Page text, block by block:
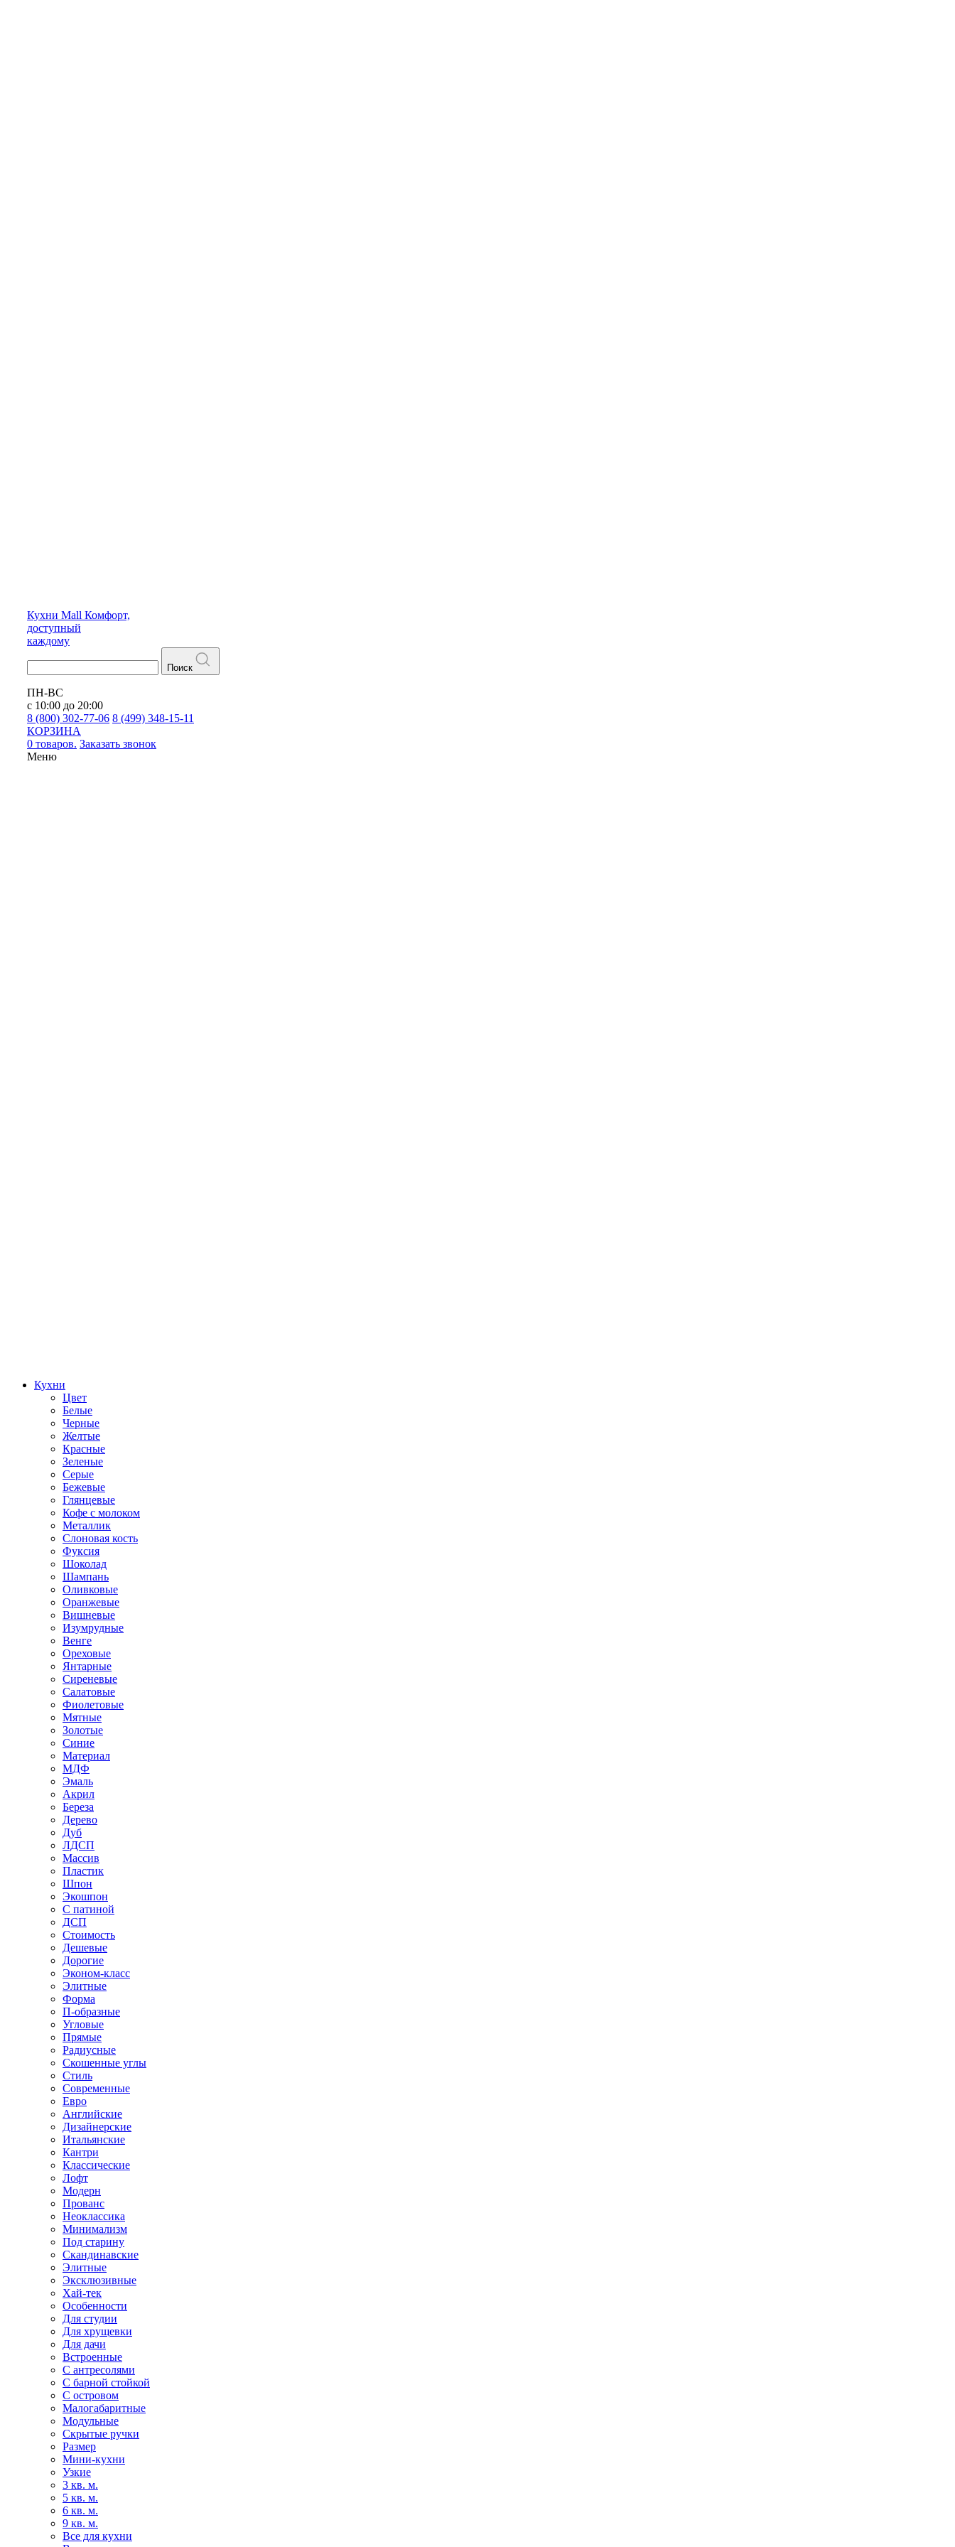
Кухни Mall Комфорт,
доступный
каждому
Поиск
ПН-ВС
с 10:00 до 20:00
8 (800) 302-77-06 8 (499) 348-15-11
КОРЗИНА
0 товаров. Заказать звонок
Меню
Кухни
Цвет
Белые
Черные
Желтые
Красные
Зеленые
Серые
Бежевые
Глянцевые
Кофе с молоком
Металлик
Слоновая кость
Фуксия
Шоколад
Шампань
Оливковые
Оранжевые
Вишневые
Изумрудные
Венге
Ореховые
Янтарные
Сиреневые
Салатовые
Фиолетовые
Мятные
Золотые
Синие
Материал
МДФ
Эмаль
Акрил
Береза
Дерево
Дуб
ЛДСП
Массив
Пластик
Шпон
Экошпон
С патиной
ДСП
Стоимость
Дешевые
Дорогие
Эконом-класс
Элитные
Форма
П-образные
Угловые
Прямые
Радиусные
Скошенные углы
Стиль
Современные
Евро
Английские
Дизайнерские
Итальянские
Кантри
Классические
Лофт
Модерн
Прованс
Неоклассика
Минимализм
Под старину
Скандинавские
Элитные
Эксклюзивные
Хай-тек
Особенности
Для студии
Для хрущевки
Для дачи
Встроенные
С антресолями
С барной стойкой
С островом
Малогабаритные
Модульные
Скрытые ручки
Размер
Мини-кухни
Узкие
3 кв. м.
5 кв. м.
6 кв. м.
9 кв. м.
Все для кухни